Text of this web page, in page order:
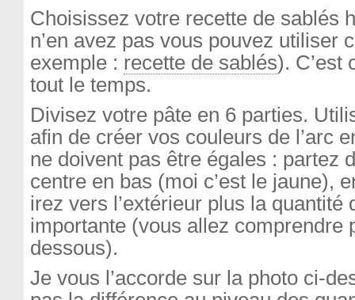
Choisissez votre recette de sablés
n’en avez pas vous pouvez utiliser
exemple : recette de sablés). C’est
tout le temps.
Divisez votre pâte en 6 parties.
afin de créer vos couleurs de l’arc
ne doivent pas être égales : partez
centre en bas (moi c’est le jaune),
irez vers l’extérieur plus la quantité
importante (vous allez comprendre
dessous).
Je vous l’accorde sur la photo ci-